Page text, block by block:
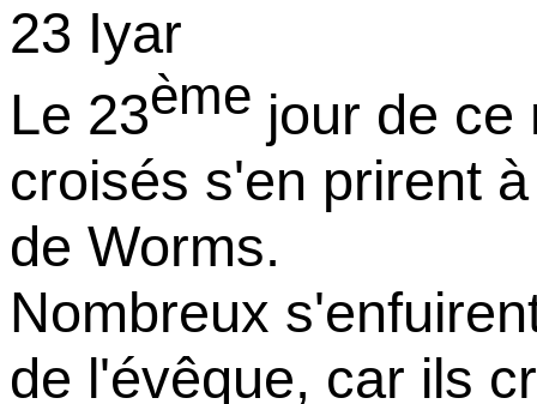
23 Iyar
Le 23ème jour de ce
croisés s'en prirent
de Worms.
Nombreux
de l'évêque, car ils